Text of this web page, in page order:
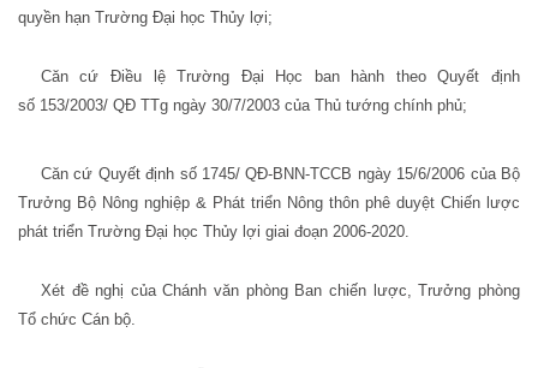
quyền hạn Trường Đại học Thủy lợi;
Căn cứ Điều lệ Trường Đại Học ban hành theo Quyết định
số 153/2003/ QĐ TTg ngày 30/7/2003 của Thủ tướng chính phủ;
Căn cứ Quyết định số 1745/ QĐ-BNN-TCCB ngày 15/6/2006 của Bộ
Trưởng Bộ Nông nghiệp & Phát triển Nông thôn phê duyệt Chiến lược
phát triển Trường Đại học Thủy lợi giai đoạn 2006-2020.
Xét đề nghị của Chánh văn phòng Ban chiến lược, Trưởng phòng
Tổ chức Cán bộ.